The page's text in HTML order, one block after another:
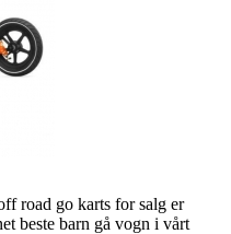
road go karts for salg er
beste barn gå vogn i vårt